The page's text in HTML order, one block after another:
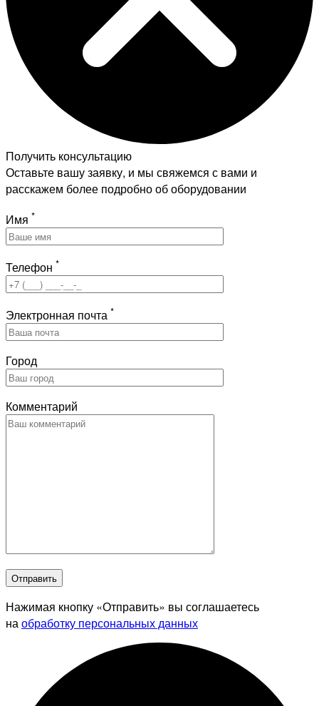
Получить консультацию
Оставьте вашу заявку, и мы свяжемся с вами и
расскажем более подробно об оборудовании
Имя *
Телефон *
Электронная почта *
Город
Комментарий
Отправить
Нажимая кнопку «Отправить» вы соглашаетесь
наобработку персональных данных